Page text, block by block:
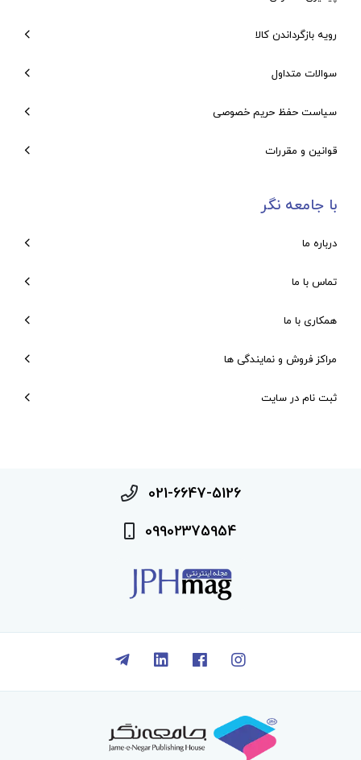
رویه بازگرداندن کالا
سوالات متداول
سیاست حفظ حریم خصوصی
قوانین و مقررات
با جامعه نگر
درباره ما
تماس با ما
همکاری با ما
مراکز فروش و نمایندگی ها
ثبت نام در سایت
021-6647-5126
09902375954